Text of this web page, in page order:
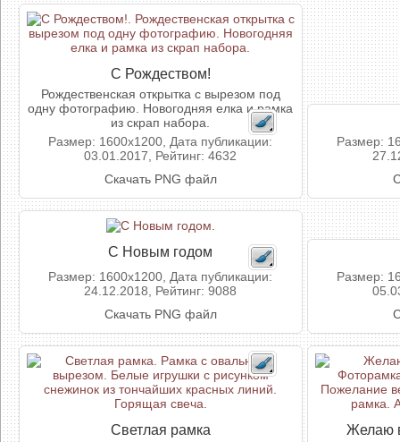
С Рождеством!
Рождественская открытка с вырезом под
одну фотографию. Новогодняя елка и рамка
из скрап набора.
Размер: 1600x1200, Дата публикации:
03.01.2017, Рейтинг: 4632
Скачать PNG файл
Размер:
С Новым годом
Размер: 1600x1200, Дата публикации:
24.12.2018, Рейтинг: 9088
Скачать PNG файл
Размер:
Светлая рамка Желаю